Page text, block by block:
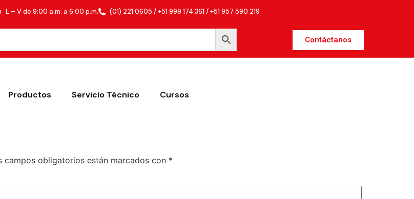
L – V de 9:00 a.m. a 6:00 p.m. (01) 221 0605 / +51 999 174 361 / +51 957 590 219
Contáctanos
Productos Servicio Técnico Cursos
campos obligatorios están marcados con *